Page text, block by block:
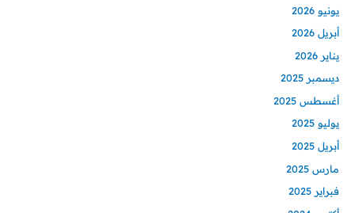
يونيو 2026
أبريل 2026
يناير 2026
ديسمبر 2025
أغسطس 2025
يوليو 2025
أبريل 2025
مارس 2025
فبراير 2025